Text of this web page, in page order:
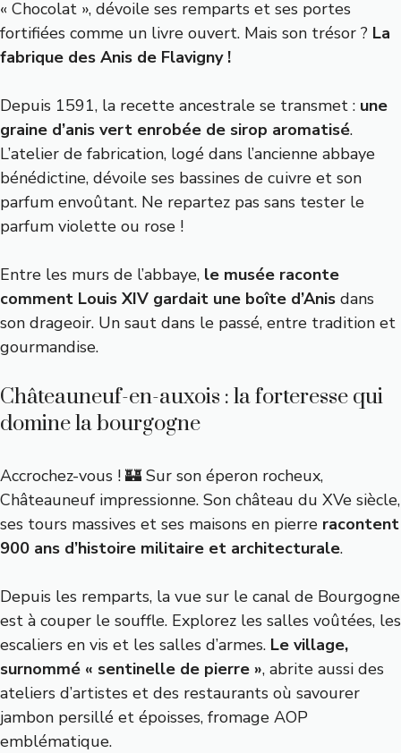
« Chocolat », dévoile ses remparts et ses portes
fortifiées comme un livre ouvert. Mais son trésor ? La
fabrique des Anis de Flavigny !
Depuis 1591, la recette ancestrale se transmet : une
graine d’anis vert enrobée de sirop aromatisé.
L’atelier de fabrication, logé dans l’ancienne abbaye
bénédictine, dévoile ses bassines de cuivre et son
parfum envoûtant. Ne repartez pas sans tester le
parfum violette ou rose !
Entre les murs de l’abbaye, le musée raconte
comment Louis XIV gardait une boîte d’Anis dans
son drageoir. Un saut dans le passé, entre tradition et
gourmandise.
Châteauneuf-en-auxois : la forteresse qui
domine la bourgogne
Accrochez-vous ! 🏰 Sur son éperon rocheux,
Châteauneuf impressionne. Son château du XVe siècle,
ses tours massives et ses maisons en pierre racontent
900 ans d’histoire militaire et architecturale.
Depuis les remparts, la vue sur le canal de Bourgogne
est à couper le souffle. Explorez les salles voûtées, les
escaliers en vis et les salles d’armes. Le village,
surnommé « sentinelle de pierre », abrite aussi des
ateliers d’artistes et des restaurants où savourer
jambon persillé et époisses, fromage AOP
emblématique.